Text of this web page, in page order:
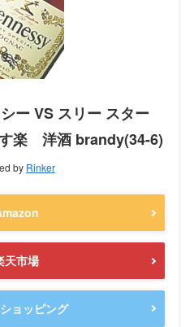
ー VS スリー スター
楽 洋酒 brandy(34-6)
by Rinker
天市場
ョッピング